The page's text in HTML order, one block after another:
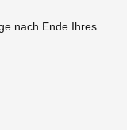
nach Ende Ihres